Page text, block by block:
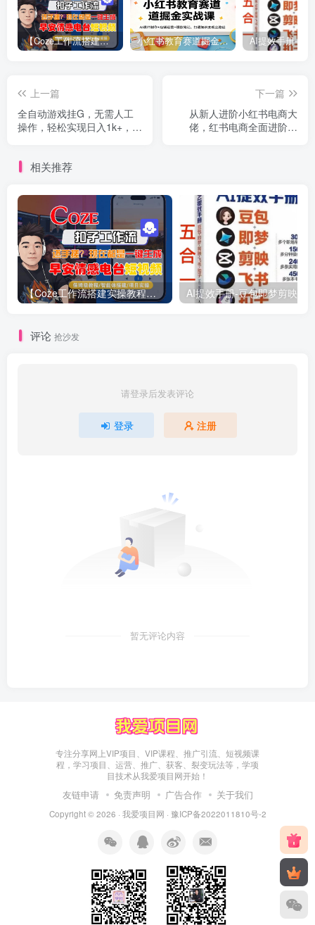
【Coze工作流搭建实操教程】【coze】早安情感电台日签视频还在手动做？用扣子工作流自动生成，省时90% 小红书教育赛道掘金实战课：AI课件制作+店铺运营+爆款笔记，打通知识变现全路径
上一篇
全自动游戏挂G，无需人工
操作，轻松实现日入1k+，长
下一篇
从新人进阶小红书电商大
佬，红书电商全面进阶课
相关推荐
【Coze工作流搭建实操教程】【coze】早安情感电台日签视频还在手动做？用扣子工作流自动生成，省时90%
评论 抢沙发
请登录后发表评论
登录 注册
暂无评论内容
专注分享网上VIP项目、VIP课程、推广引流、短视频课
程，学习项目、运营、推广、获客、裂变玩法等，学项
目技术从我爱项目网开始！
友链申请 免责声明 广告合作 关于我们
Copyright © 2026 · 我爱项目网 · 豫ICP备2022011810号-2